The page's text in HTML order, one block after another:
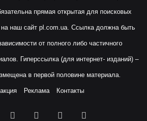
прямая открытая для поисковых
наш сайт pl.com.ua. Ссылка должна быть
от полного либо частичного
Гиперссылка (для интернет- изданий) –
в первой половине материала.
Реклама Контакты
YouTubeInstagram